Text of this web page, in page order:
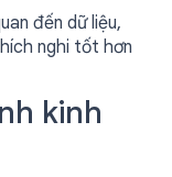
đến dữ liệu,
nghi tốt hơn
kinh